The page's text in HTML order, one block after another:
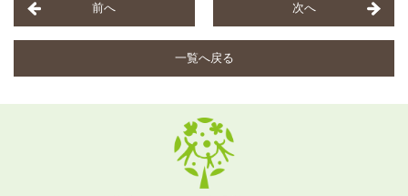
前へ 次へ
一覧へ戻る